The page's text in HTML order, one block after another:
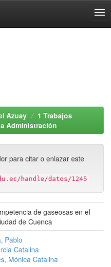
Azuay
1 Trabajos
Administración
para citar o enlazar este
handle/datos/1245
de gaseosas en el
de Cuenca
Pablo
Catalina
Mónica Catalina